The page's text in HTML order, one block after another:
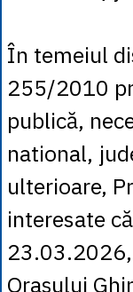
În temeiul
255/2010
publică,
national,
ulterioare,
interesate
Oraşului